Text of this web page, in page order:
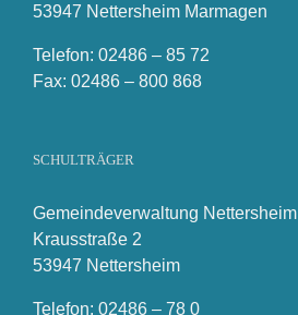
53947 Nettersheim Marmagen
Telefon: 02486 – 85 72
Fax: 02486 – 800 868
SCHULTRÄGER
Gemeindeverwaltung Nettersheim
Krausstraße 2
53947 Nettersheim
Telefon: 02486 – 78 0